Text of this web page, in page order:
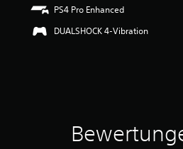
PS4 Pro Enhanced
DUALSHOCK 4-Vibration